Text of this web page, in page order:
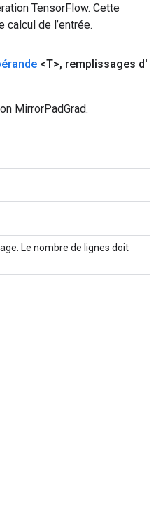
TensorFlow. Cette
de l’entrée.
<T>, remplissages d'
MirrorPadGrad.
Le nombre de lignes doit